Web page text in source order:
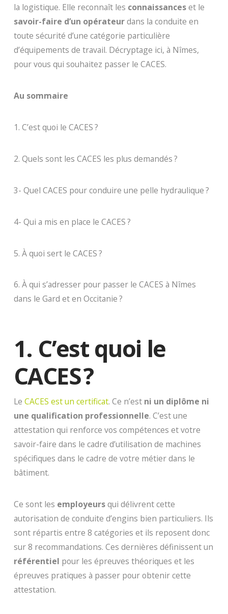
la logistique. Elle reconnaît les connaissanceset le
savoir-faire d’un opérateurdans la conduite en
toute sécurité d’une catégorie particulière
d’équipements de travail. Décryptage ici, à Nîmes,
pour vous qui souhaitez passer le CACES.
Au sommaire
1. C’est quoi le CACES ?
2. Quels sont les CACES les plus demandés ?
3- Quel CACES pour conduire une pelle hydraulique ?
4- Qui a mis en place le CACES ?
5. À quoi sert le CACES ?
6. À qui s’adresser pour passer le CACES à Nîmes
dans le Gard et en Occitanie ?
1. C’est quoi le
CACES ?
Le CACES est un certificat. Ce n’est ni un diplôme ni
une qualification professionnelle. C’est une
attestation qui renforce vos compétences et votre
savoir-faire dans le cadre d’utilisation de machines
spécifiques dans le cadre de votre métier dans le
bâtiment.
Ce sont les employeursqui délivrent cette
autorisation de conduite d’engins bien particuliers. Ils
sont répartis entre 8 catégories et ils reposent donc
sur 8 recommandations. Ces dernières définissent un
référentiel pour les épreuves théoriques et les
épreuves pratiques à passer pour obtenir cette
attestation.